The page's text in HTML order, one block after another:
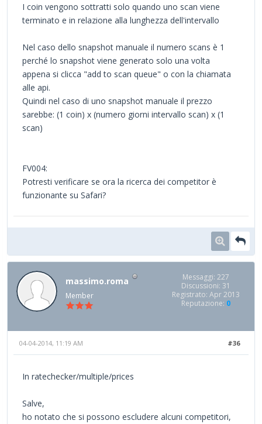
I coin vengono sottratti solo quando uno scan viene
terminato e in relazione alla lunghezza dell'intervallo
Nel caso dello snapshot manuale il numero scans è 1
perché lo snapshot viene generato solo una volta
appena si clicca "add to scan queue" o con la chiamata
alle api.
Quindi nel caso di uno snapshot manuale il prezzo
sarebbe: (1 coin) x (numero giorni intervallo scan) x (1
scan)
FV004:
Potresti verificare se ora la ricerca dei competitor è
funzionante su Safari?
massimo.roma
Member
Messaggi: 227
Discussioni: 31
Registrato: Apr 2013
Reputazione: 0
#36
04-04-2014, 11:19 AM
In ratechecker/multiple/prices
Salve,
ho notato che si possono escludere alcuni competitori,